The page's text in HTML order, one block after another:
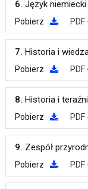
6. Język niemiecki
Pobierz
7. Historia i
Pobierz
8. Historia i
Pobierz
9. Zespół
Pobierz